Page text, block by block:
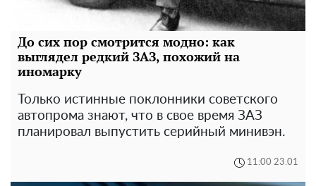
До сих пор смотрится модно: как
выглядел редкий ЗАЗ, похожий на
иномарку
Только истинные поклонники советского
автопрома знают, что в свое время ЗАЗ
планировал выпустить серийный минивэн.
11:00 23.01